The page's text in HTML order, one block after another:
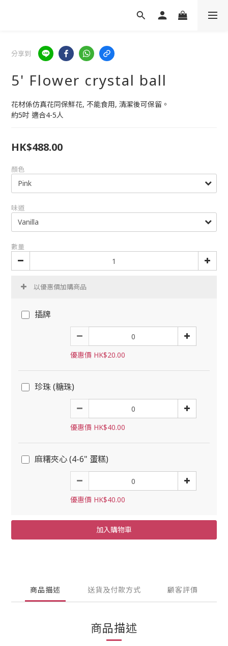
分享到
5' Flower crystal ball
花材係仿真花同保鮮花, 不能食用, 清潔後可保留。
約5吋 適合4-5人
HK$488.00
顏色
味道
數量
以優惠價加購商品
插牌
優惠價 HK$20.00
珍珠 (糖珠)
優惠價 HK$40.00
麻糬夾心 (4-6" 蛋糕)
優惠價 HK$40.00
加入購物車
商品描述 送貨及付款方式 顧客評價
商品描述